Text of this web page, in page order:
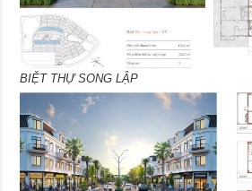
BIỆT THỰ SONG LẬP